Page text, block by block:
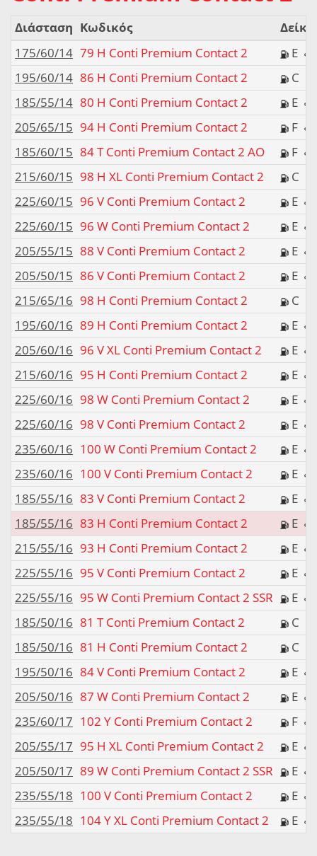
Διάσταση Κωδικός
175/60/14 79 H Conti Premium Contact 2 E
195/60/14 86 H Conti Premium Contact 2 C
185/55/14 80 H Conti Premium Contact 2 E
205/65/15 94 H Conti Premium Contact 2 F
185/60/15 84 T Conti Premium Contact 2 AO F
215/60/15 98 H XL Conti Premium Contact 2 C
225/60/15 96 V Conti Premium Contact 2 E
225/60/15 96 W Conti Premium Contact 2 E
205/55/15 88 V Conti Premium Contact 2 E
205/50/15 86 V Conti Premium Contact 2 E
215/65/16 98 H Conti Premium Contact 2 C
195/60/16 89 H Conti Premium Contact 2 E
205/60/16 96 V XL Conti Premium Contact 2 E
215/60/16 95 H Conti Premium Contact 2 E
225/60/16 98 W Conti Premium Contact 2 E
225/60/16 98 V Conti Premium Contact 2 E
235/60/16 100 W Conti Premium Contact 2 E
235/60/16 100 V Conti Premium Contact 2 E
185/55/16 83 V Conti Premium Contact 2 E
185/55/16 83 H Conti Premium Contact 2 E
215/55/16 93 H Conti Premium Contact 2 E
225/55/16 95 V Conti Premium Contact 2 E
225/55/16 95 W Conti Premium Contact 2 SSR E
185/50/16 81 T Conti Premium Contact 2 C
185/50/16 81 H Conti Premium Contact 2 C
195/50/16 84 V Conti Premium Contact 2 E
205/50/16 87 W Conti Premium Contact 2 E
235/60/17 102 Y Conti Premium Contact 2 F
205/55/17 95 H XL Conti Premium Contact 2 E
205/50/17 89 W Conti Premium Contact 2 SSR E
235/55/18 100 V Conti Premium Contact 2 E
235/55/18 104 Y XL Conti Premium Contact 2 E